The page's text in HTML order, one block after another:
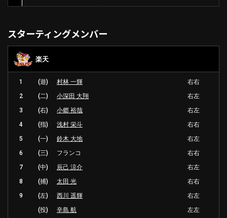
スターティングメンバー
楽天
1 (遊) 村林 一輝
右右
2
(二) 小深田 大翔
右左
3
(右) 小郷 裕哉
右左
4
(指) 浅村 栄斗
右右
5
(一) 鈴木 大地
右左
6
(三) フランコ
右右
7
(中) 辰己 涼介
右左
8
(捕) 太田 光
右右
9
(左) 西川 遥輝
右左
(投)
辛島 航 左左